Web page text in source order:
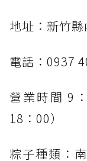
地址：新竹
電話：0937
營業時間 9
18：00）
粽子種類：